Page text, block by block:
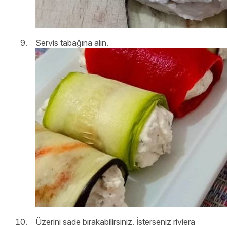
Servis tabağına alın.
Üzerini sade bırakabilirsiniz. İsterseniz riviera